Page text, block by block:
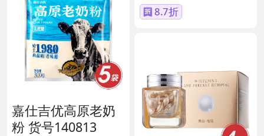
嘉仕吉优高原老奶
粉 货号140813
8.7折